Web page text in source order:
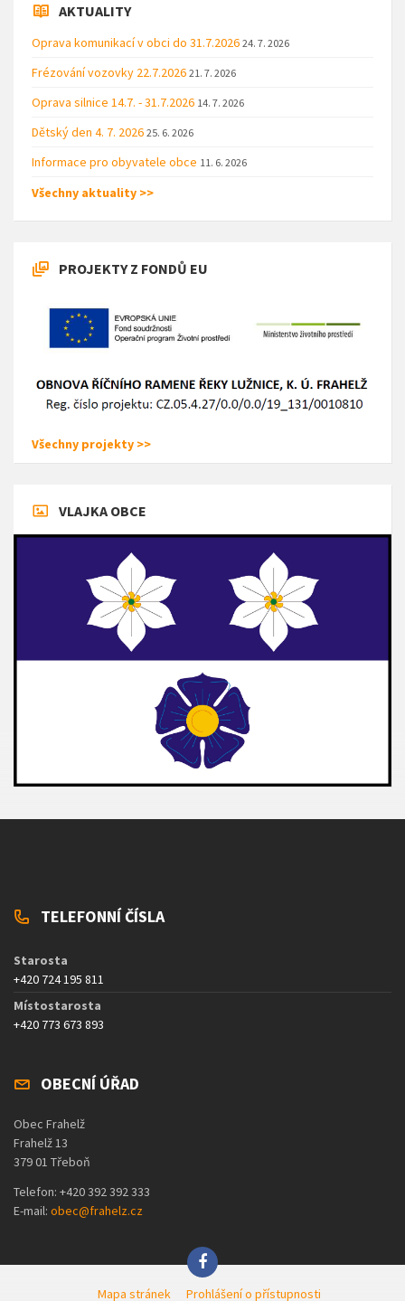
AKTUALITY
Oprava komunikací v obci do 31.7.2026 24. 7. 2026
Frézování vozovky 22.7.2026 21. 7. 2026
Oprava silnice 14.7. - 31.7.2026 14. 7. 2026
Dětský den 4. 7. 2026 25. 6. 2026
Informace pro obyvatele obce 11. 6. 2026
Všechny aktuality >>
PROJEKTY Z FONDŮ EU
Všechny projekty >>
VLAJKA OBCE
TELEFONNÍ ČÍSLA
Starosta
+420 724 195 811
Místostarosta
+420 773 673 893
OBECNÍ ÚŘAD
Obec Frahelž
Frahelž 13
379 01 Třeboň
Telefon: +420 392 392 333
E-mail: obec@frahelz.cz
Mapa stránek Prohlášení o přístupnosti